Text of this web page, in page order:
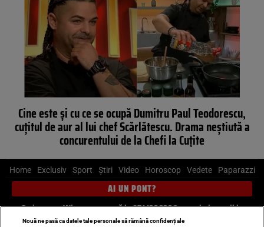
Cine este și cu ce se ocupă Dumitru Paul Teodorescu,
cuțitul de aur al lui chef Scărlătescu. Drama neștiută a
concurentului de la Chefi la Cuțite
Home Exclusiv Sport Știri Video Horoscop Vedete Paparazzi
AI UN PONT?
Scrie-ne pe Whatsapp, sună la 0741226226 sau trimite mail la
pont@cancan.ro
Nouă ne pasă ca datele tale personale să rămână confidențiale